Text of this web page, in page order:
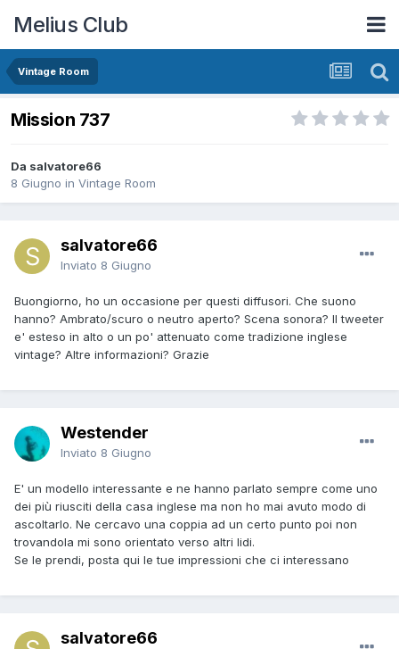
Melius Club
Vintage Room
Mission 737
Da salvatore66
8 Giugno in Vintage Room
salvatore66
Inviato 8 Giugno
Buongiorno, ho un occasione per questi diffusori. Che suono
hanno? Ambrato/scuro o neutro aperto? Scena sonora? Il tweeter
e' esteso in alto o un po' attenuato come tradizione inglese
vintage? Altre informazioni? Grazie
Westender
Inviato 8 Giugno
E' un modello interessante e ne hanno parlato sempre come uno
dei più riusciti della casa inglese ma non ho mai avuto modo di
ascoltarlo. Ne cercavo una coppia ad un certo punto poi non
trovandola mi sono orientato verso altri lidi.
Se le prendi, posta qui le tue impressioni che ci interessano
salvatore66